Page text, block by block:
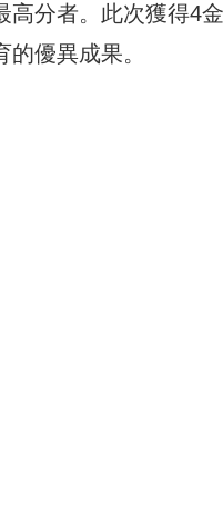
高分者。此次獲得4
的優異成果。